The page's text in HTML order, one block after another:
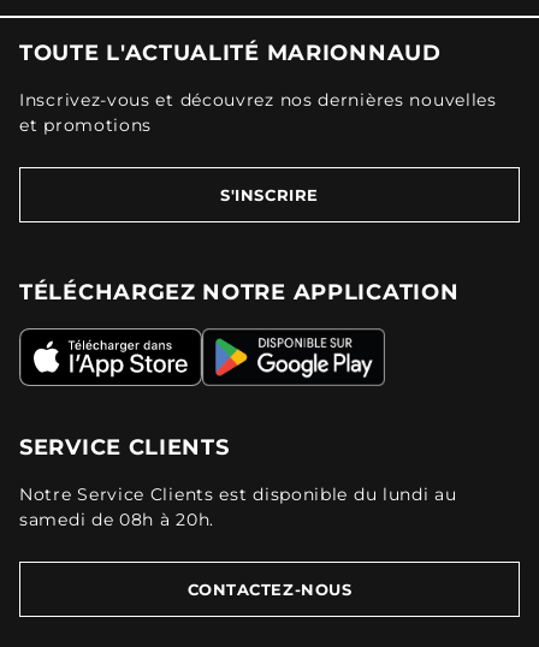
TOUTE L'ACTUALITÉ MARIONNAUD
Inscrivez-vous et découvrez nos dernières nouvelles
et promotions
S'INSCRIRE
TÉLÉCHARGEZ NOTRE APPLICATION
SERVICE CLIENTS
Notre Service Clients est disponible du lundi au
samedi de 08h à 20h.
CONTACTEZ-NOUS